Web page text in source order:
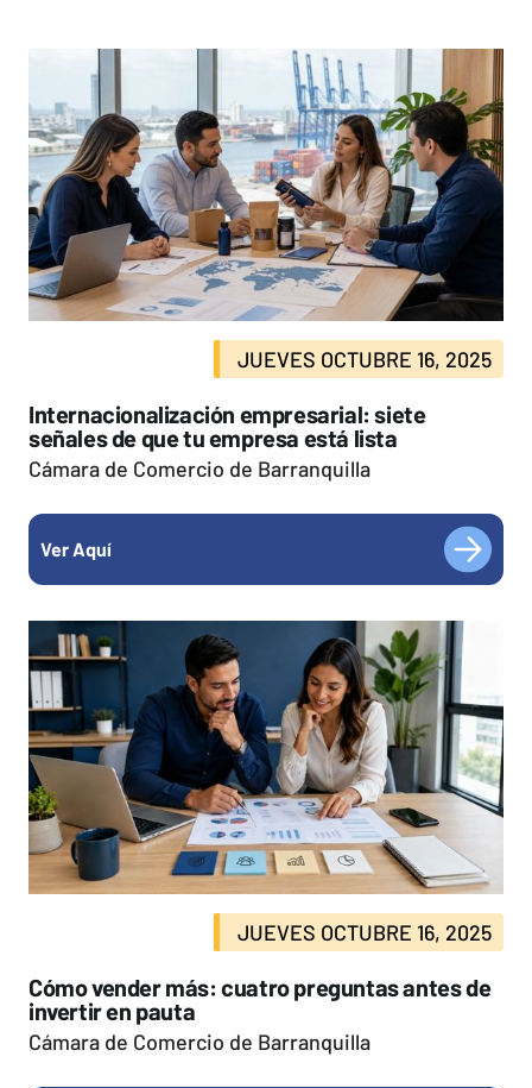
JUEVES OCTUBRE 16, 2025
Internacionalización empresarial: siete
señales de que tu empresa está lista
Cámara de Comercio de Barranquilla
Ver Aquí
JUEVES OCTUBRE 16, 2025
Cómo vender más: cuatro preguntas antes de
invertir en pauta
Cámara de Comercio de Barranquilla